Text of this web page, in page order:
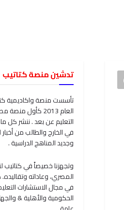
تدشين منصة كتاتيب
تأسست منصة واكاديمية
العام 2013 كأول
التعليم عن بعد . ننشر كل
في الخارج والطالب من أخبار
وجديد المناهج الدراسية .
وتجهزنا خصيصاً في
المصري، وعاداته
في مجال الاستشارات
الحكومية والأهلية &